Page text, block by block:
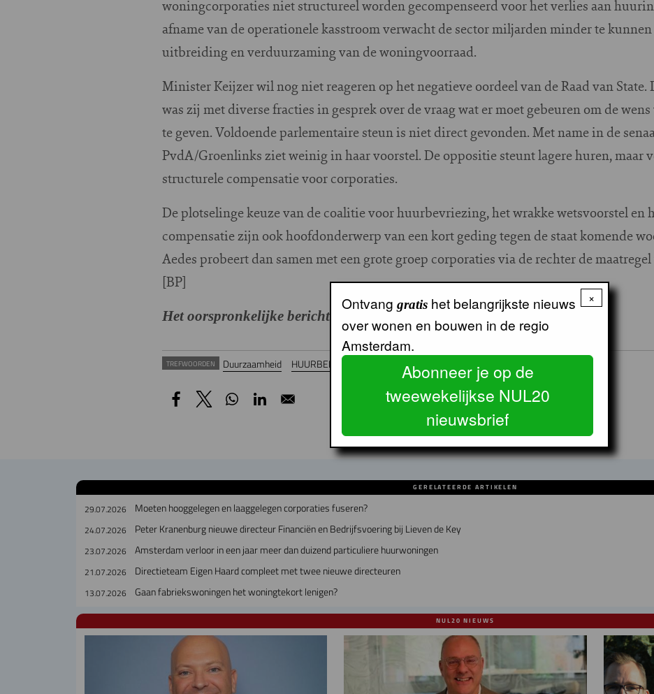
woningcorporaties niet structureel worden gecompenseerd voor het verlies aan
afname van de operationele kasstroom verwacht de sector miljarden minder te
uitbreiding en verduurzaming van de woningvoorraad.
Minister Keijzer wil nog niet reageren op het negatieve oordeel van de Raad van State.
was zij met diverse fracties in gesprek over de vraag wat er moet gebeuren om de
te geven. Voldoende parlementaire steun is niet direct gevonden. Met name in de
PvdA/Groenlinks ziet weinig in haar voorstel. De oppositie steunt lagere huren, maar
structurele compensatie voor corporaties.
De plotselinge keuze van de coalitie voor huurbevriezing, het wrakke wetsvoorstel en
compensatie zijn ook hoofdonderwerp van een kort geding tegen de staat komende
Aedes probeert dan samen met een grote groep corporaties via de rechter de
[BP]
Het oorspronkelijke bericht is aangepast op 29 mei om 12.00 uur
TREFWOORDEN Duurzaamheid HUURBELEID Sociale huur WONINGCORPORATIES AEDES
GERELATEERDE ARTIKELEN
29.07.2026 Moeten hooggelegen en laaggelegen corporaties fuseren?
24.07.2026 Peter Kranenburg nieuwe directeur Financiën en Bedrijfsvoering bij Lieven de Key
23.07.2026 Amsterdam verloor in een jaar meer dan duizend particuliere huurwoningen
21.07.2026 Directieteam Eigen Haard compleet met twee nieuwe directeuren
13.07.2026 Gaan fabriekswoningen het woningtekort lenigen?
NUL20 NIEUWS
×
Ontvang gratis het belangrijkste nieuws
over wonen en bouwen in de regio
Amsterdam.
Abonneer je op de
tweewekelijkse NUL20
nieuwsbrief